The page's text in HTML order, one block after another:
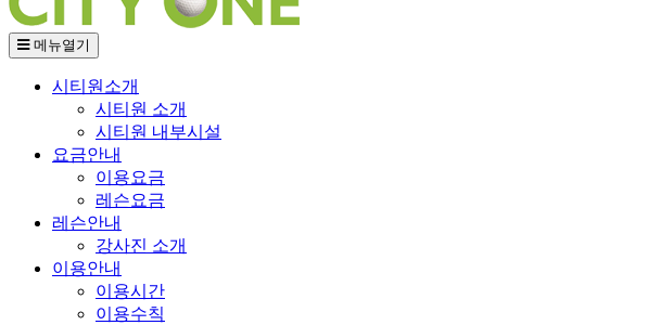
메뉴열기
시티원소개
시티원 소개
시티원 내부시설
요금안내
이용요금
레슨요금
레슨안내
강사진 소개
이용안내
이용시간
이용수칙